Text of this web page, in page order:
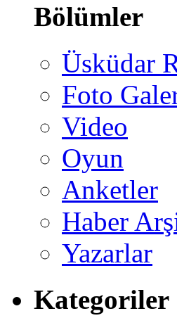
Bölümler
Üsküdar
Foto
Video
Oyun
Anketler
Haber
Yazarlar
Kategoriler